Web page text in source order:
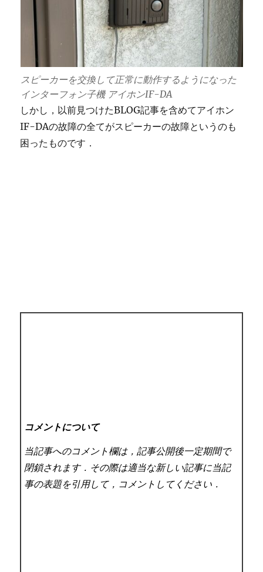
スピーカーを交換して正常に動作するようになった
インターフォン子機 アイホンIF-DA
しかし，以前見つけたBLOG記事を含めてアイホン
IF-DAの故障の全てがスピーカーの故障というのも
困ったものです．
コメントについて
当記事へのコメント欄は，記事公開後一定期間で
閉鎖されます．その際は適当な新しい記事に当記
事の表題を引用して，コメントしてください．